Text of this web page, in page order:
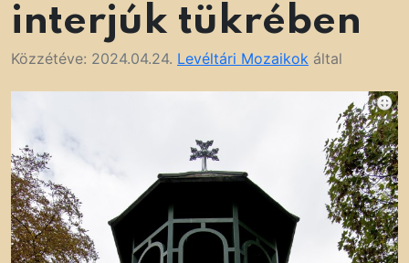
interjúk tükrében
Közzétéve: 2024.04.24. Levéltári Mozaikok által